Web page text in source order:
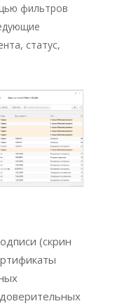
фильтров
статус,
(скрин